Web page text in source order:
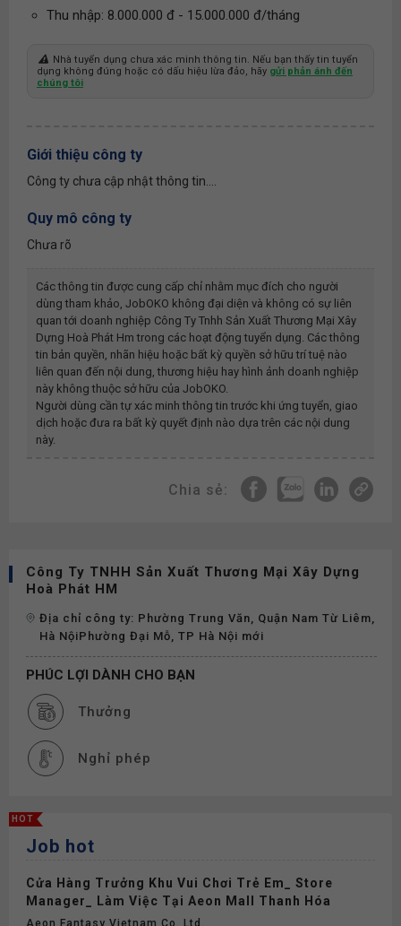
Thu nhập: 8.000.000 đ - 15.000.000 đ/tháng
Nhà tuyển dụng chưa xác minh thông tin. Nếu bạn thấy tin tuyển
dụng không đúng hoặc có dấu hiệu lừa đảo, hãy gửi phản ánh đến
chúng tôi
Giới thiệu công ty
Công ty chưa cập nhật thông tin....
Quy mô công ty
Chưa rõ
Các thông tin được cung cấp chỉ nhằm mục đích cho người
dùng tham khảo, JobOKO không đại diện và không có sự liên
quan tới doanh nghiệp Công Ty Tnhh Sản Xuất Thương Mại Xây
Dựng Hoà Phát Hm trong các hoạt động tuyển dụng. Các thông
tin bản quyền, nhãn hiệu hoặc bất kỳ quyền sở hữu trí tuệ nào
liên quan đến nội dung, thương hiệu hay hình ảnh doanh nghiệp
này không thuộc sở hữu của JobOKO.
Người dùng cần tự xác minh thông tin trước khi ứng tuyển, giao
dịch hoặc đưa ra bất kỳ quyết định nào dựa trên các nội dung
này.
Chia sẻ:
Công Ty TNHH Sản Xuất Thương Mại Xây Dựng
Hoà Phát HM
Địa chỉ công ty: Phường Trung Văn, Quận Nam Từ Liêm,
Hà NộiPhường Đại Mỗ, TP Hà Nội mới
PHÚC LỢI DÀNH CHO BẠN
Thưởng
Nghỉ phép
HOT
Job hot
Cửa Hàng Trưởng Khu Vui Chơi Trẻ Em_ Store
Manager_ Làm Việc Tại Aeon Mall Thanh Hóa
Aeon Fantasy Vietnam Co.,ltd.